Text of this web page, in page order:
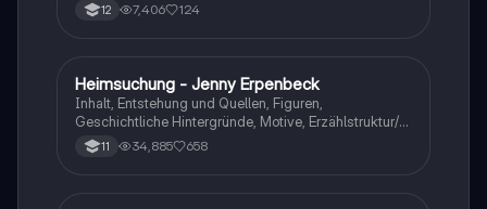
12 7,406 124
Deutsch
Heimsuchung - Jenny Erpenbeck
Inhalt, Entstehung und Quellen, Figuren,
Geschichtliche Hintergründe, Motive, Erzählstruktur/-
stil 11 34,885 658